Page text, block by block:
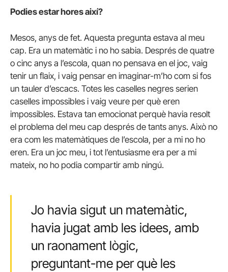
Podies estar hores així?
Mesos, anys de fet. Aquesta pregunta estava al meu
cap. Era un matemàtic i no ho sabia. Després de quatre
o cinc anys a l’escola, quan no pensava en el joc, vaig
tenir un flaix, i vaig pensar en imaginar-m’ho com si fos
un tauler d’escacs. Totes les caselles negres serien
caselles impossibles i vaig veure per què eren
impossibles. Estava tan emocionat perquè havia resolt
el problema del meu cap després de tants anys. Això no
era com les matemàtiques de l’escola, per a mi no ho
eren. Era un joc meu, i tot l’entusiasme era per a mi
mateix, no ho podia compartir amb ningú.
Jo havia sigut un matemàtic,
havia jugat amb les idees, amb
un raonament lògic,
preguntant-me per què les